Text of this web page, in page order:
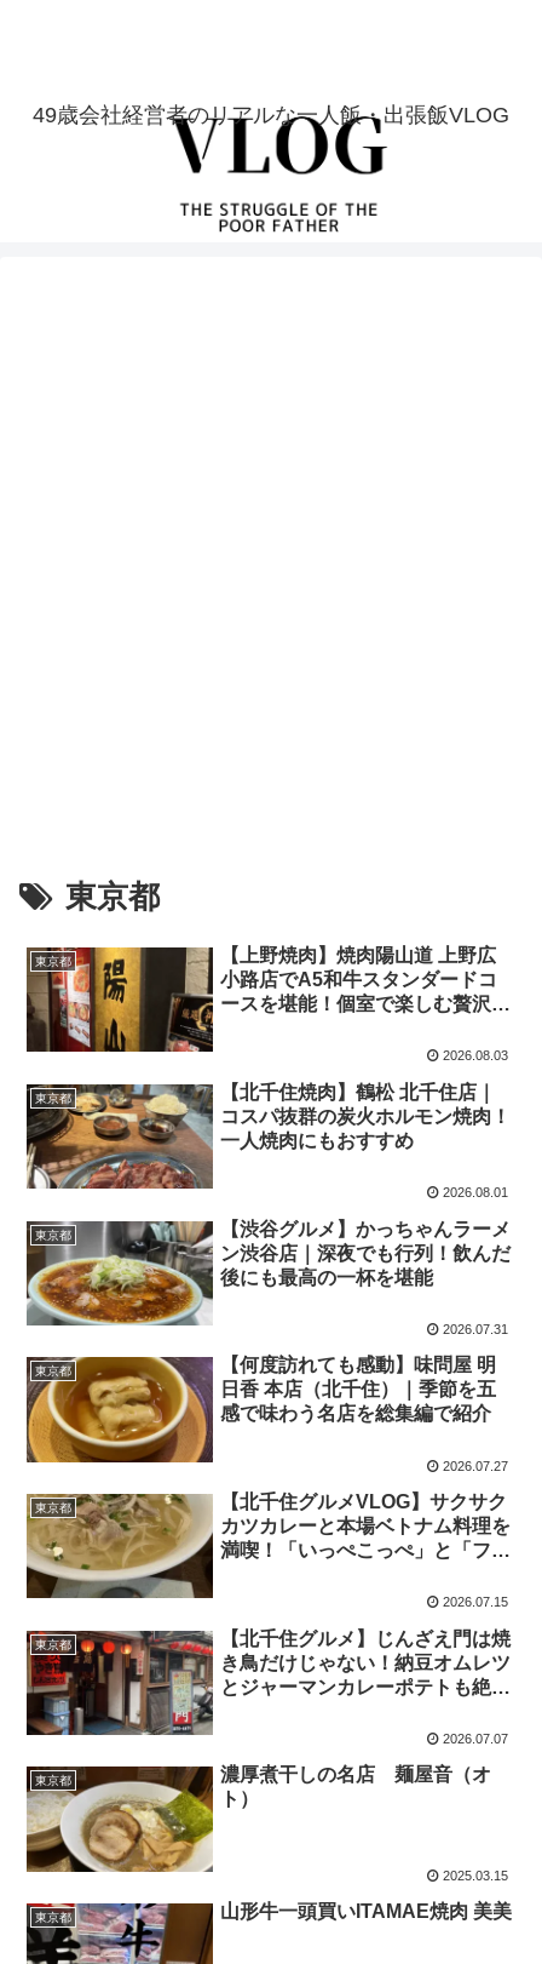
49歳会社経営者のリアルな一人飯・出張飯VLOG
東京都
東京都
【上野焼肉】焼肉陽山道 上野広
小路店でA5和牛スタンダードコ
ースを堪能！個室で楽しむ贅沢な
2026.08.03
東京都
【北千住焼肉】鶴松 北千住店｜
コスパ抜群の炭火ホルモン焼肉！
一人焼肉にもおすすめ
2026.08.01
東京都
【渋谷グルメ】かっちゃんラーメ
ン渋谷店｜深夜でも行列！飲んだ
後にも最高の一杯を堪能
2026.07.31
東京都
【何度訪れても感動】味問屋 明
日香 本店（北千住）｜季節を五
感で味わう名店を総集編で紹介
2026.07.27
東京都
【北千住グルメVLOG】サクサク
カツカレーと本場ベトナム料理を
満喫！「いっぺこっぺ」と「フォ
2026.07.15
東京都
【北千住グルメ】じんざえ門は焼
き鳥だけじゃない！納豆オムレツ
とジャーマンカレーポテトも絶品
2026.07.07
東京都
濃厚煮干しの名店 麺屋音（オ
ト）
2025.03.15
東京都 山形牛一頭買いITAMAE焼肉 美美